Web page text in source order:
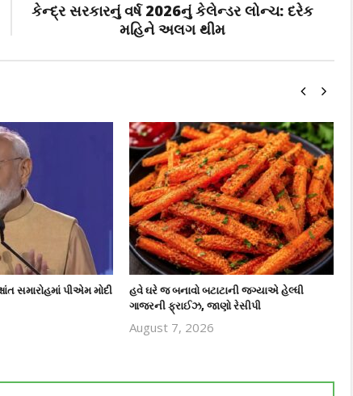
કેન્દ્ર સરકારનું વર્ષ 2026નું કેલેન્ડર લોન્ચ: દરેક
મહિને અલગ થીમ
સમારોહમાં પીએમ મોદી
હવે ઘરે જ બનાવો બટાટાની જગ્યાએ હેલ્ધી
ગાજરની ફ્રાઈઝ, જાણો રેસીપી
August 7, 2026